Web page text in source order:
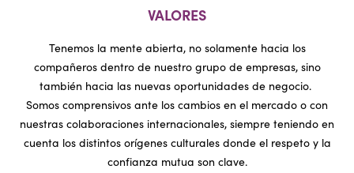
VALORES
Tenemos la mente abierta, no solamente hacia los
compañeros dentro de nuestro grupo de empresas, sino
también hacia las nuevas oportunidades de negocio.
Somos comprensivos ante los cambios en el mercado o con
nuestras colaboraciones internacionales, siempre teniendo en
cuenta los distintos orígenes culturales donde el respeto y la
confianza mutua son clave.